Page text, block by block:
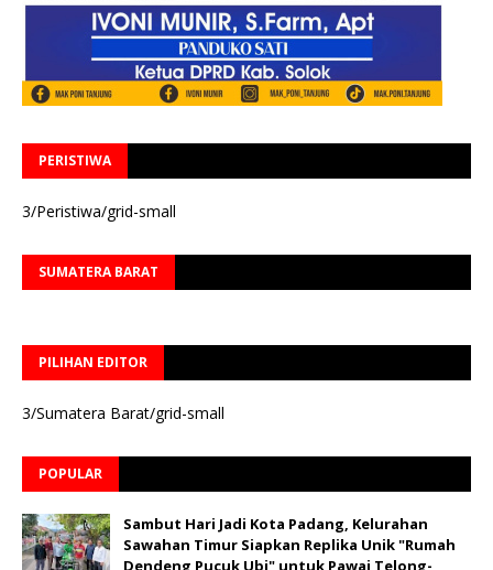
PERISTIWA
3/Peristiwa/grid-small
SUMATERA BARAT
PILIHAN EDITOR
3/Sumatera Barat/grid-small
POPULAR
Sambut Hari Jadi Kota Padang, Kelurahan
Sawahan Timur Siapkan Replika Unik "Rumah
Dendeng Pucuk Ubi" untuk Pawai Telong-